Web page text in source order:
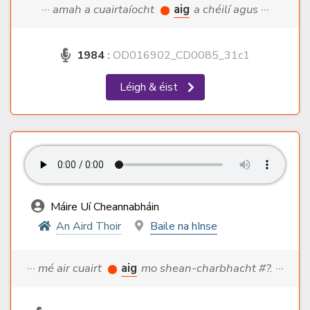
··· amah a cuairtaíocht aig a chéilí agus ···
1984 : OD016902_CD0085_31c1
Léigh & éist
Máire Uí Cheannabháin
An Aird Thoir
Baile na hInse
··· mé air cuairt aig mo shean-charbhacht #?. ···